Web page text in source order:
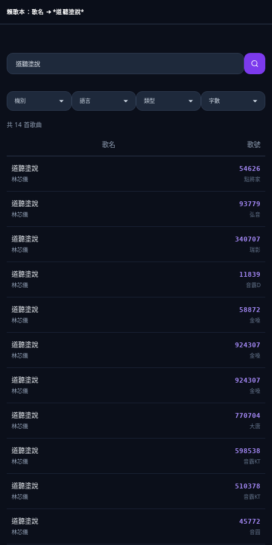
賴歌本：歌名 ➔ *道聽塗說*
共 14 首歌曲
歌名 歌號
道聽塗說
林芯儀
54626
點將家
道聽塗說
林芯儀
93779
弘音
道聽塗說
林芯儀
340707
瑞影
道聽塗說
林芯儀
11839
音霸D
道聽塗說
林芯儀
58872
金嗓
道聽塗說
林芯儀
924307
金嗓
道聽塗說
林芯儀
924307
金嗓
道聽塗說
林芯儀
770704
大唐
道聽塗說
林芯儀
598538
音霸KT
道聽塗說
林芯儀
510378
音霸KT
道聽塗說
林芯儀
45772
音圓